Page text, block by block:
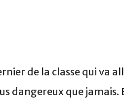
de la classe qui va
dangereux que